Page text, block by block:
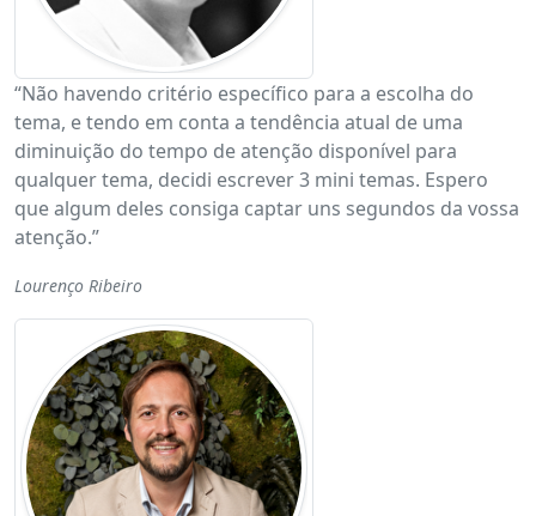
“Não havendo critério específico para a escolha do
tema, e tendo em conta a tendência atual de uma
diminuição do tempo de atenção disponível para
qualquer tema, decidi escrever 3 mini temas. Espero
que algum deles consiga captar uns segundos da vossa
atenção.”
Lourenço Ribeiro